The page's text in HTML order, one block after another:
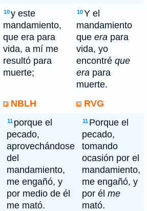
10y este
mandamiento,
que era para
vida, a mí me
resultó para
muerte;
10Y el
mandamiento
que era para
vida, yo
encontré que
era para
muerte.
NBLH RVG
11 porque el
pecado,
aprovechándose
del
mandamiento,
me engañó, y
por medio de él
me mató.
11 Porque el
pecado,
tomando
ocasión por el
mandamiento,
me engañó, y
por él me
mató.